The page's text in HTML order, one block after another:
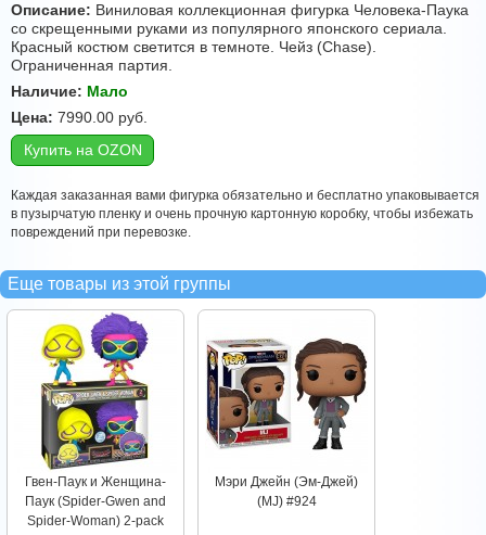
Описание: Виниловая коллекционная фигурка Человека-Паука
со скрещенными руками из популярного японского сериала.
Красный костюм светится в темноте. Чейз (Chase).
Ограниченная партия.
Наличие: Мало
Цена: 7990.00 руб.
Купить на OZON
Каждая заказанная вами фигурка обязательно и бесплатно упаковывается
в пузырчатую пленку и очень прочную картонную коробку, чтобы избежать
повреждений при перевозке.
Еще товары из этой группы
Гвен-Паук и Женщина-
Паук (Spider-Gwen and
Spider-Woman) 2-pack
Мэри Джейн (Эм-Джей)
(MJ) #924